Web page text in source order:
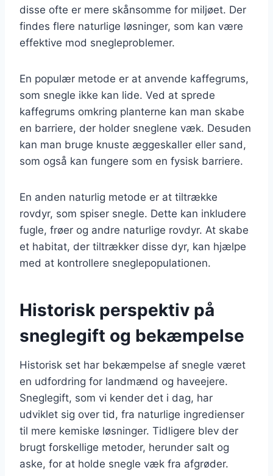
disse ofte er mere skånsomme for miljøet. Der
findes flere naturlige løsninger, som kan være
effektive mod snegleproblemer.
En populær metode er at anvende kaffegrums,
som snegle ikke kan lide. Ved at sprede
kaffegrums omkring planterne kan man skabe
en barriere, der holder sneglene væk. Desuden
kan man bruge knuste æggeskaller eller sand,
som også kan fungere som en fysisk barriere.
En anden naturlig metode er at tiltrække
rovdyr, som spiser snegle. Dette kan inkludere
fugle, frøer og andre naturlige rovdyr. At skabe
et habitat, der tiltrækker disse dyr, kan hjælpe
med at kontrollere sneglepopulationen.
Historisk perspektiv på
sneglegift og bekæmpelse
Historisk set har bekæmpelse af snegle været
en udfordring for landmænd og haveejere.
Sneglegift, som vi kender det i dag, har
udviklet sig over tid, fra naturlige ingredienser
til mere kemiske løsninger. Tidligere blev der
brugt forskellige metoder, herunder salt og
aske, for at holde snegle væk fra afgrøder.